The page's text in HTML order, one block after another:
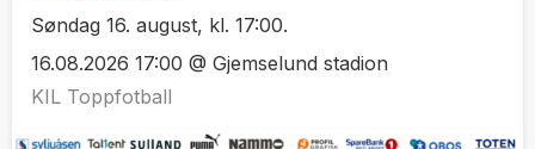
Søndag 16. august, kl. 17:00.
16.08.2026 17:00 @ Gjemselund stadion
KIL Toppfotball